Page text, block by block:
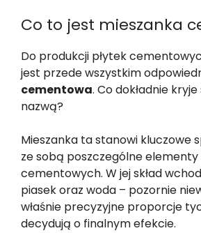
Co to jest mieszanka
Do produkcji płytek
jest przede wszystkim
cementowa. Co dokładnie
nazwą?
Mieszanka ta stanowi kluczowe
ze sobą poszczególne elementy
cementowych. W jej skład
piasek oraz woda – pozornie
właśnie precyzyjne proporcje
decydują o finalnym efekcie.